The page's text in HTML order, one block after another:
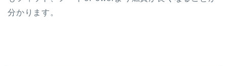
分かります。